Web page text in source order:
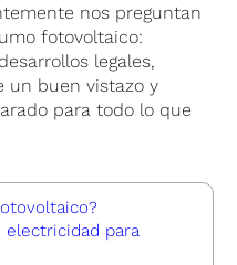
nos preguntan
fotovoltaico:
legales,
un buen vistazo y
para todo lo que
electricidad para